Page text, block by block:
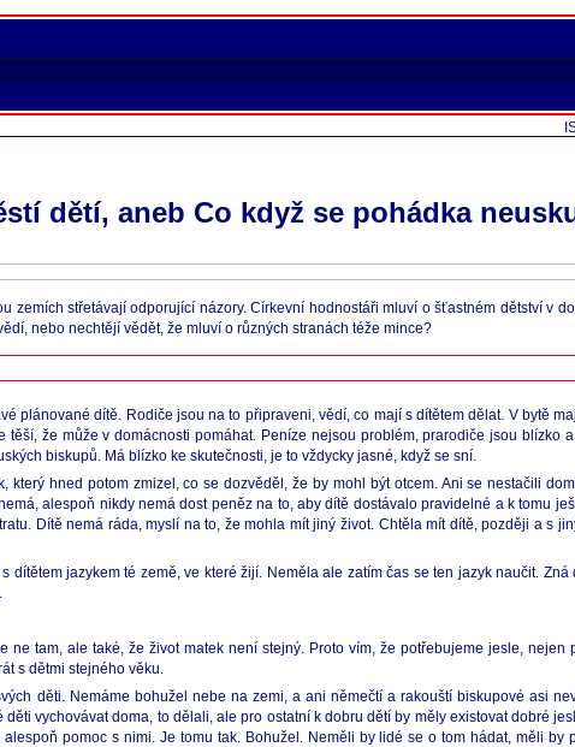
dětí, aneb Co když se pohádka
střetávají odporující názory. Církevní hodnostáři mluví o šťastném dětství v
nebo nechtějí vědět, že mluví o různých stranách téže mince?
plánované dítě. Rodiče jsou na to připraveni, vědí, co mají s dítětem dělat. V bytě
že může v domácnosti pomáhat. Peníze nejsou problém, prarodiče jsou blízko
biskupů. Má blízko ke skutečnosti, je to vždycky jasné, když se sní.
hned potom zmizel, co se dozvěděl, že by mohl být otcem. Ani se nestačili
alespoň nikdy nemá dost peněz na to, aby dítě dostávalo pravidelné a k tomu
Dítě nemá ráda, myslí na to, že mohla mít jiný život. Chtěla mít dítě, později a s
jazykem té země, ve které žijí. Neměla ale zatím čas se ten jazyk naučit. Zná
tam, ale také, že život matek není stejný. Proto vím, že potřebujeme jesle, nejen
s dětmi stejného věku.
děti. Nemáme bohužel nebe na zemi, a ani němečtí a rakouští biskupové asi
vychovávat doma, to dělali, ale pro ostatní k dobru dětí by měly existovat dobré
pomoc s nimi. Je tomu tak. Bohužel. Neměli by lidé se o tom hádat, měli by